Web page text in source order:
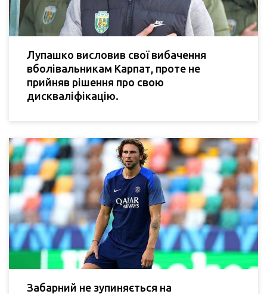
Лупашко висловив свої вибачення
вболівальникам Карпат, проте не
прийняв рішення про свою
дискваліфікацію.
Забарний не зупиняється на